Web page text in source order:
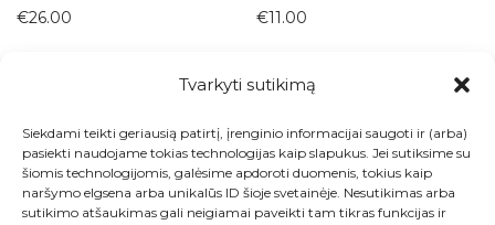
Tvarkyti sutikimą
Siekdami teikti geriausią patirtį, įrenginio informacijai saugoti ir (arba)
pasiekti naudojame tokias technologijas kaip slapukus. Jei sutiksime su
šiomis technologijomis, galėsime apdoroti duomenis, tokius kaip
naršymo elgsena arba unikalūs ID šioje svetainėje. Nesutikimas arba
sutikimo atšaukimas gali neigiamai paveikti tam tikras funkcijas ir
€26.00 €11.00
Visos prekės
Kontaktai